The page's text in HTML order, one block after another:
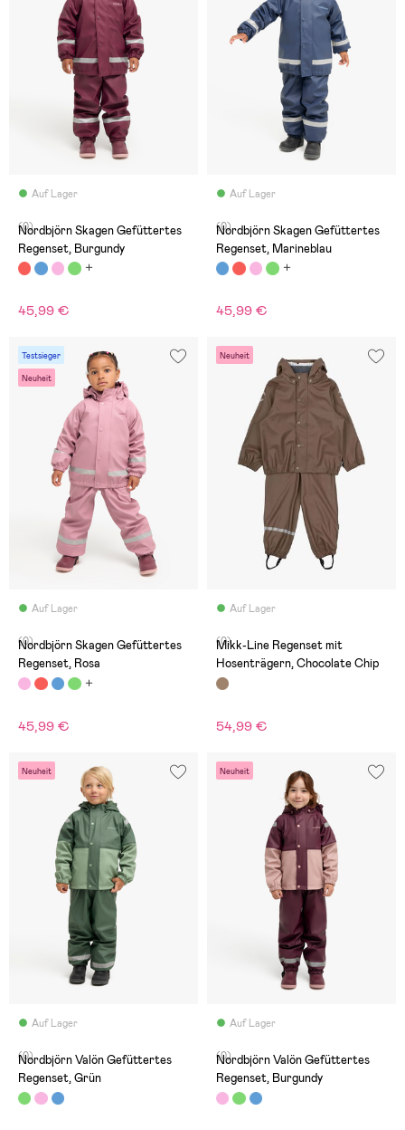
Auf Lager
(0)
Nordbjörn Skagen Gefüttertes
Regenset, Burgundy
45,99 €
Auf Lager
(0)
Nordbjörn Skagen Gefüttertes
Regenset, Marineblau
45,99 €
Testsieger
Neuheit
Auf Lager
(0)
Nordbjörn Skagen Gefüttertes
Regenset, Rosa
45,99 €
Neuheit
Auf Lager
(0)
Mikk-Line Regenset mit
Hosenträgern, Chocolate Chip
54,99 €
Neuheit
Auf Lager
(0)
Nordbjörn Valön Gefüttertes
Regenset, Grün
Neuheit
Auf Lager
(0)
Nordbjörn Valön Gefüttertes
Regenset, Burgundy